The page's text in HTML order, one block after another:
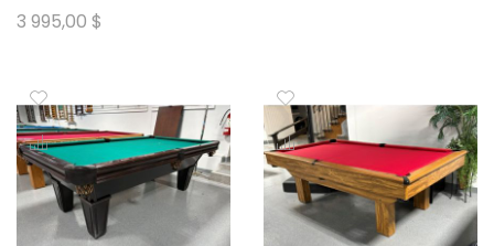
3 995,00 $